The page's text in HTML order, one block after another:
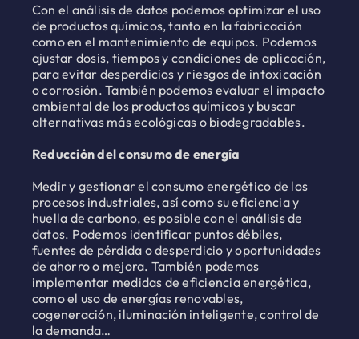
Con el análisis de datos podemos optimizar el uso
de productos químicos, tanto en la fabricación
como en el mantenimiento de equipos. Podemos
ajustar dosis, tiempos y condiciones de aplicación,
para evitar desperdicios y riesgos de intoxicación
o corrosión. También podemos evaluar el impacto
ambiental de los productos químicos y buscar
alternativas más ecológicas o biodegradables.
Reducción del consumo de energía
Medir y gestionar el consumo energético de los
procesos industriales, así como su eficiencia y
huella de carbono, es posible con el análisis de
datos. Podemos identificar puntos débiles,
fuentes de pérdida o desperdicio y oportunidades
de ahorro o mejora. También podemos
implementar medidas de eficiencia energética,
como el uso de energías renovables,
cogeneración, iluminación inteligente, control de
la demanda…